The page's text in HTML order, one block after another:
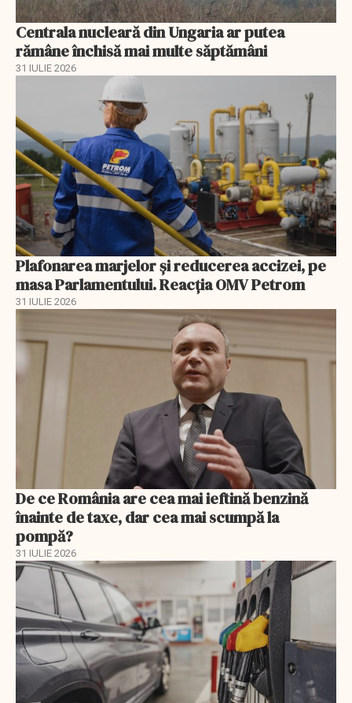
Centrala nucleară din Ungaria ar putea
rămâne închisă mai multe săptămâni
31 IULIE 2026
Plafonarea marjelor și reducerea accizei, pe
masa Parlamentului. Reacția OMV Petrom
31 IULIE 2026
De ce România are cea mai ieftină benzină
înainte de taxe, dar cea mai scumpă la
pompă?
31 IULIE 2026